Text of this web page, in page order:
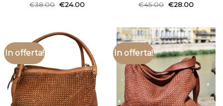
€38.00 €24.00
€45.00 €28.00
In offerta! In offerta!